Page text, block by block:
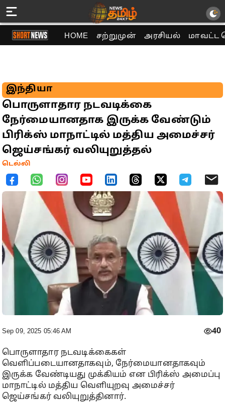
HOME சற்றுமுன் அரசியல் மாவட்ட
இந்தியா
பொருளாதார நடவடிக்கை
நேர்மையானதாக இருக்க வேண்டும்
பிரிக்ஸ் மாநாட்டில் மத்திய அமைச்சர்
ஜெய்சங்கர் வலியுறுத்தல்
டெல்லி
Sep 09, 2025 05:46 AM 40
பொருளாதார நடவடிக்கைகள்
வெளிப்படையானதாகவும், நேர்மையானதாகவும்
இருக்க வேண்டியது முக்கியம் என பிரிக்ஸ் அமைப்பு
மாநாட்டில் மத்திய வெளியுறவு அமைச்சர்
ஜெய்சங்கர் வலியுறுத்தினார்.